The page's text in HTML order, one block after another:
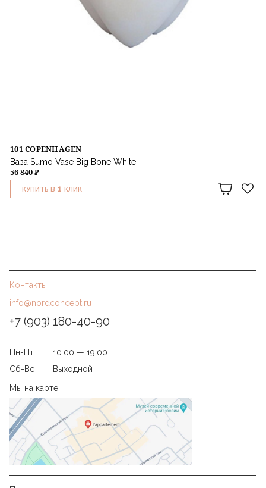
101 COPENHAGEN
Ваза Sumo Vase Big Bone White
56 840 ₽
КУПИТЬ В 1 КЛИК
Контакты
info@nordconcept.ru
+7 (903) 180-40-90
Пн-Пт
10:00 — 19.00
Сб-Вс
Выходной
Мы на карте